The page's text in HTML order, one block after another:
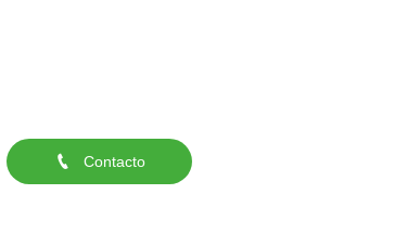
 Contacto